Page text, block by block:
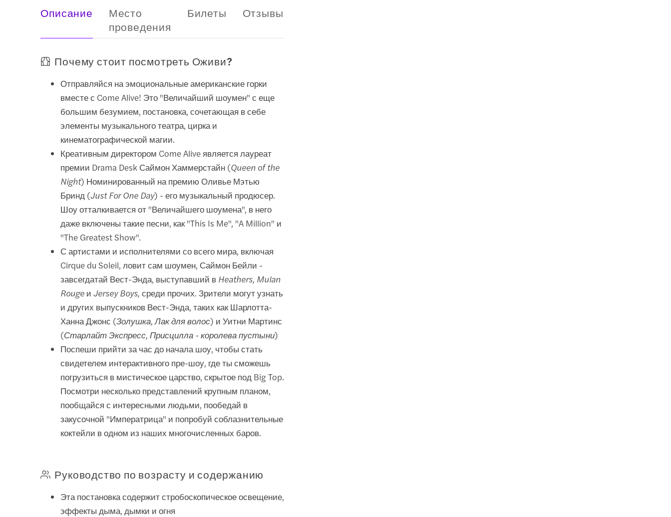
Описание
Место
проведения
Билеты Отзывы
Почему стоит посмотреть Оживи?
Отправляйся на эмоциональные американские горки
вместе с Come Alive! Это "Величайший шоумен" с еще
большим безумием, постановка, сочетающая в себе
элементы музыкального театра, цирка и
кинематографической магии.
Креативным директором Come Alive является лауреат
премии Drama Desk Саймон Хаммерстайн (Queen of the
Night) Номинированный на премию Оливье Мэтью
Бринд (Just For One Day) - его музыкальный продюсер.
Шоу отталкивается от "Величайшего шоумена", в него
даже включены такие песни, как "This Is Me", "A Million" и
"The Greatest Show".
С артистами и исполнителями со всего мира, включая
Cirque du Soleil, ловит сам шоумен, Саймон Бейли -
завсегдатай Вест-Энда, выступавший в Heathers, Mulan
Rouge иJersey Boys, среди прочих. Зрители могут узнать
и других выпускников Вест-Энда, таких как Шарлотта-
Ханна Джонс (Золушка, Лак для волос) и Уитни Мартинс
(Старлайт Экспресс, Присцилла - королева пустыни)
Поспеши прийти за час до начала шоу, чтобы стать
свидетелем интерактивного пре-шоу, где ты сможешь
погрузиться в мистическое царство, скрытое под Big Top.
Посмотри несколько представлений крупным планом,
пообщайся с интересными людьми, пообедай в
закусочной "Императрица" и попробуй соблазнительные
коктейли в одном из наших многочисленных баров.
Руководство по возрасту и содержанию
Эта постановка содержит стробоскопическое освещение,
эффекты дыма, дымки и огня